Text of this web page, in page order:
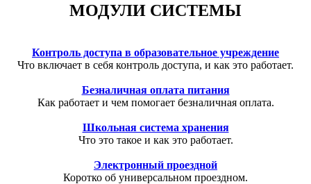
МОДУЛИ СИСТЕМЫ
Контроль доступа в образовательное учреждение
Что включает в себя контроль доступа, и как это работает.
Безналичная оплата питания
Как работает и чем помогает безналичная оплата.
Школьная система хранения
Что это такое и как это работает.
Электронный проездной
Коротко об универсальном проездном.